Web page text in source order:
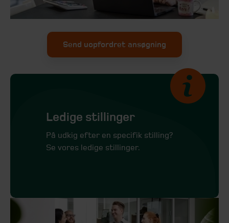
Send uopfordret ansøgning
Ledige stillinger
På udkig efter en specifik stilling?
Se vores ledige stillinger.